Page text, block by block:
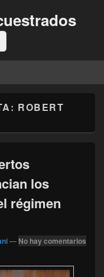
ROBERT
los
régimen
— No hay comentarios